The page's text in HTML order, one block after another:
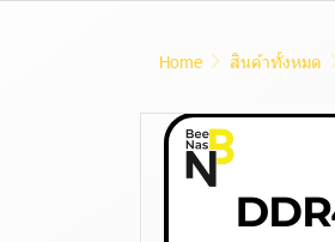
Home สินค้าทั้งหมด